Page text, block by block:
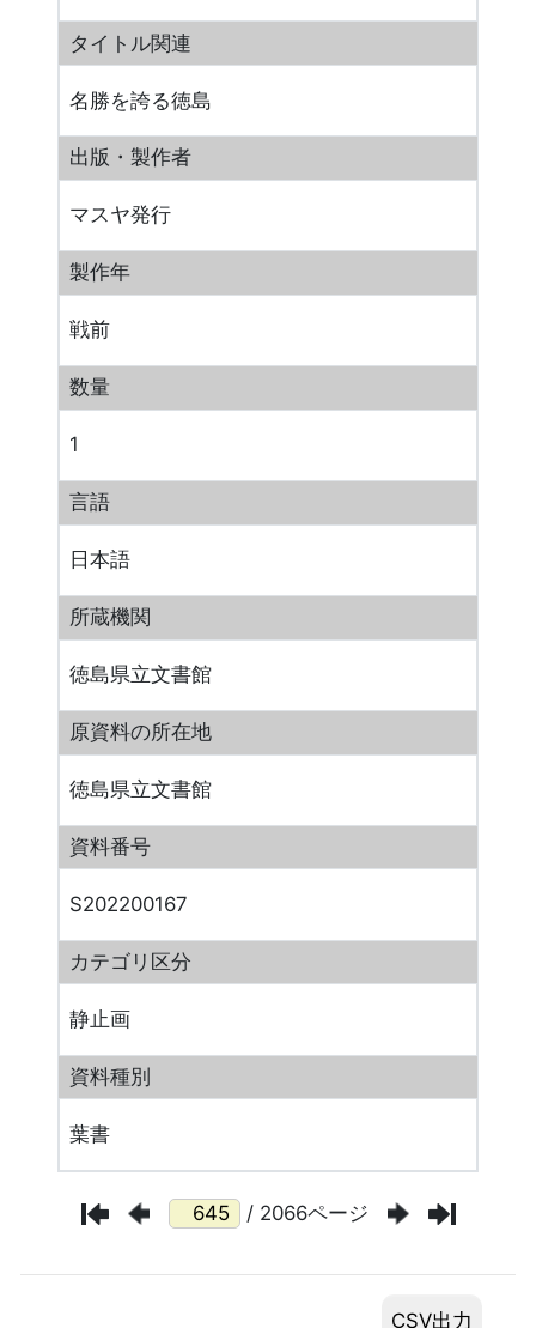
タイトル関連
名勝を誇る徳島
出版・製作者
マスヤ発行
製作年
戦前
数量
1
言語
日本語
所蔵機関
徳島県立文書館
原資料の所在地
徳島県立文書館
資料番号
S202200167
カテゴリ区分
静止画
資料種別
葉書
/ 2066ページ